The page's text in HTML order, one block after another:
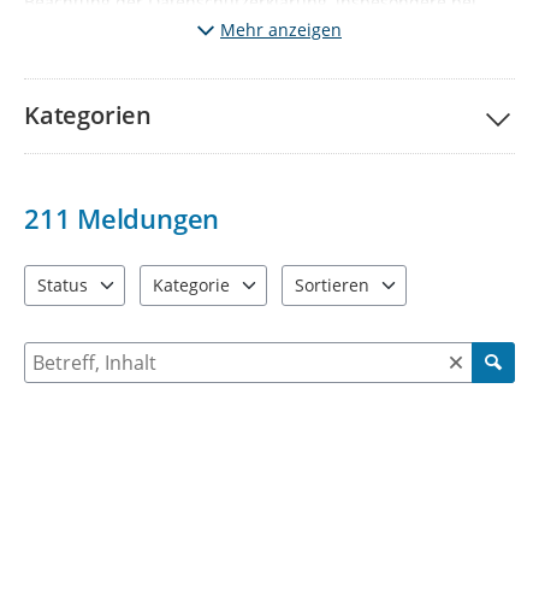
Angaben personenbezogener Daten sowie Fotonachweisen.
Mehr anzeigen
Kategorien
211 Meldungen
Status
Kategorie
Sortieren
Suche nach Meldungen und Kommentaren